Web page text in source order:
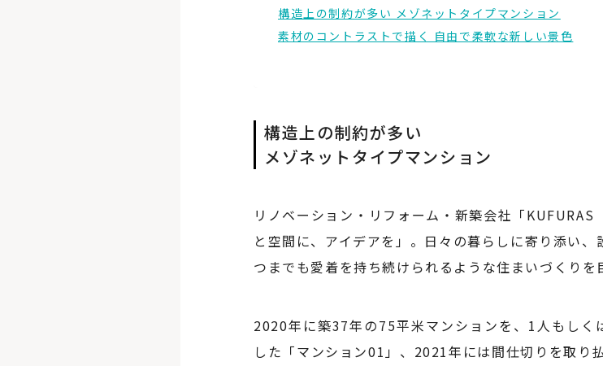
構造上の制約が多い メゾネットタイプマンション
素材のコントラストで描く 自由で柔軟な新しい景色
構造上の制約が多い
メゾネットタイプマンション
リノベーション・リフォーム・新築会社「
と空間に、アイデアを」。日々の暮らしに寄り添い
つまでも愛着を持ち続けられるような住まいづくりを
2020年に築37年の75平米マンションを、1人もしく
した「マンション01」、2021年には間仕切りを取り